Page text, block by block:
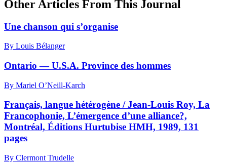
Other Articles From This Journal
Une chanson qui s’organise
By Louis Bélanger
Ontario — U.S.A. Province des hommes
By Mariel O’Neill-Karch
Français, langue hétérogène / Jean-Louis Roy, La
Francophonie, L’émergence d’une alliance?,
Montréal, Éditions Hurtubise HMH, 1989, 131
pages
By Clermont Trudelle